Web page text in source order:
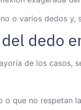
o varios dedos
dedo
de los casos,
que no respetan